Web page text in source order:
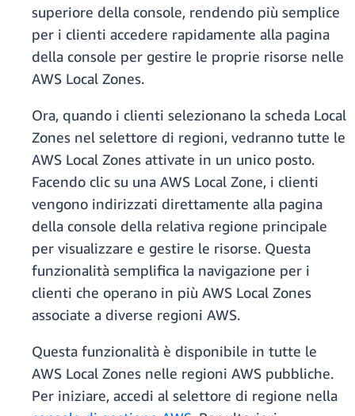
superiore della console, rendendo più semplice
per i clienti accedere rapidamente alla pagina
della console per gestire le proprie risorse nelle
AWS Local Zones.
Ora, quando i clienti selezionano la scheda Local
Zones nel selettore di regioni, vedranno tutte le
AWS Local Zones attivate in un unico posto.
Facendo clic su una AWS Local Zone, i clienti
vengono indirizzati direttamente alla pagina
della console della relativa regione principale
per visualizzare e gestire le risorse. Questa
funzionalità semplifica la navigazione per i
clienti che operano in più AWS Local Zones
associate a diverse regioni AWS.
Questa funzionalità è disponibile in tutte le
AWS Local Zones nelle regioni AWS pubbliche.
Per iniziare, accedi al selettore di regione nella